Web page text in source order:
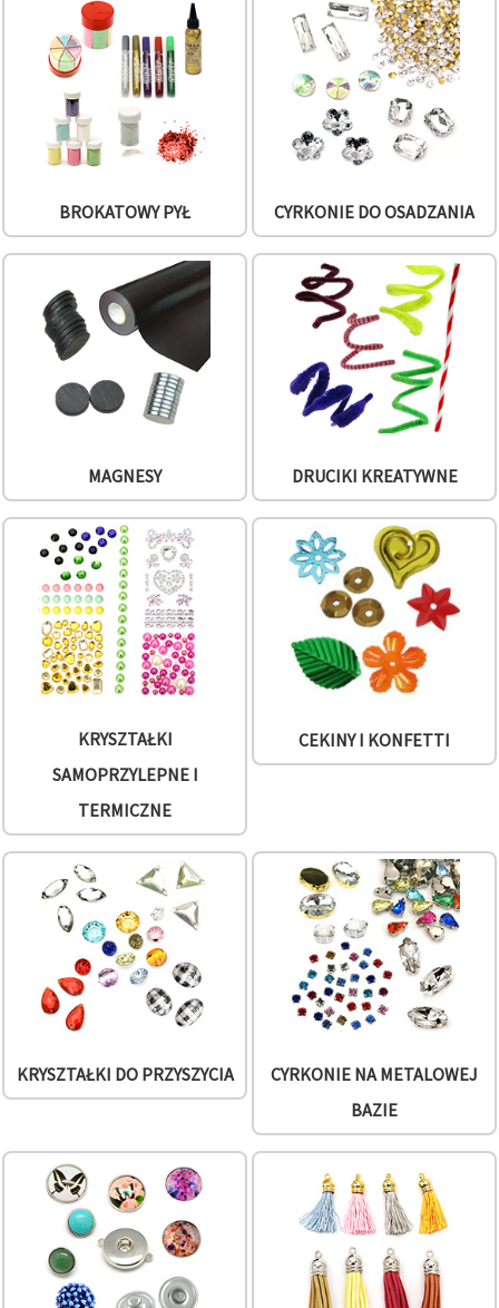
Ustawieniach,
wybierając
dany typ
przycisk
"Zapisz"
Akceptuj
wszystkie
BROKATOWY PYŁ CYRKONIE DO OSADZANIA
MAGNESY DRUCIKI KREATYWNE
KRYSZTAŁKI
SAMOPRZYLEPNE I
TERMICZNE
CEKINY I KONFETTI
KRYSZTAŁKI DO PRZYSZYCIA
CYRKONIE NA METALOWEJ
BAZIE